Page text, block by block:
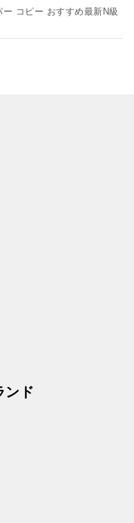
コピー おすすめ最新N級
ンド